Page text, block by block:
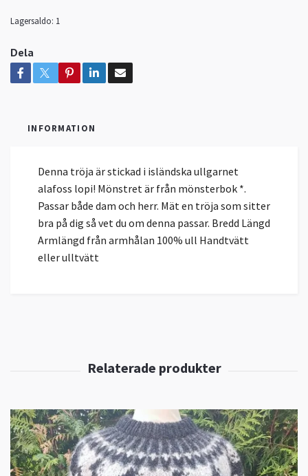
Lagersaldo: 1
Dela
INFORMATION
Denna tröja är stickad i isländska ullgarnet
alafoss lopi! Mönstret är från mönsterbok *.
Passar både dam och herr. Mät en tröja som sitter
bra på dig så vet du om denna passar. Bredd Längd
Armlängd från armhålan 100% ull Handtvätt
eller ulltvätt